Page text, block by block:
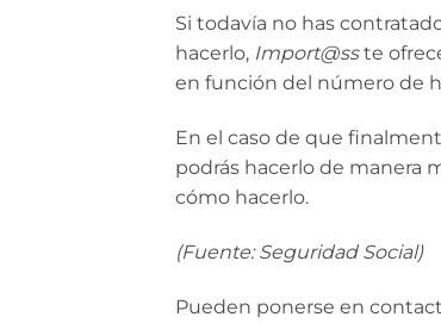
Si todavía no has
hacerlo, Import@sste
en función del número de
En el caso de que
podrás hacerlo de manera
cómo hacerlo.
(Fuente: Seguridad Social)
Pueden ponerse en